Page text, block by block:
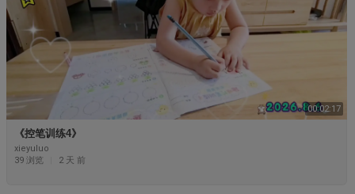
00:02:17
《控笔训练4》
xieyuluo
39 浏览
2 天 前